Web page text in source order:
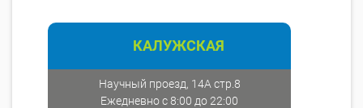
КАЛУЖСКАЯ
Научный проезд, 14А стр.8
Ежедневно с 8:00 до 22:00